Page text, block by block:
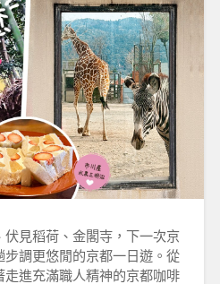
見稻荷、金閣寺，下一次京
調更悠閒的京都一日遊。從
進充滿職人精神的京都咖啡